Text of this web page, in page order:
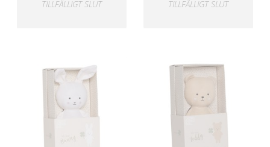
TILLFÄLLIGT SLUT TILLFÄLLIGT SLUT